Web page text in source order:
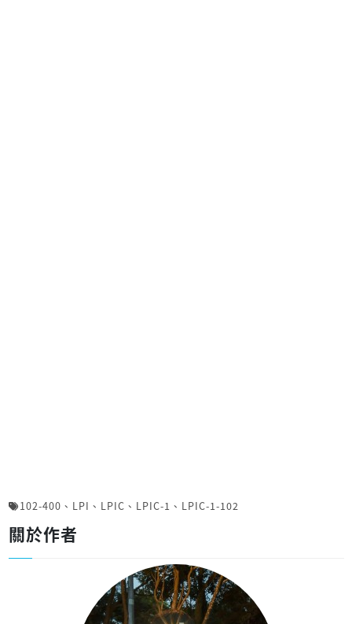
102-400 、 LPI 、 LPIC 、 LPIC-1 、 LPIC-1-102
關於作者